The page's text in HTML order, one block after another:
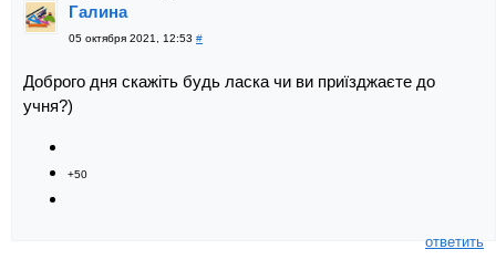
Галина
05 октября 2021, 12:53 #
Доброго дня скажіть будь ласка чи ви приїзджаєте до
учня?)
+50
ответить